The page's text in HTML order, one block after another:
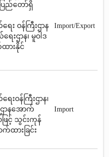
ြည်တော်ရှိ
ေး ဝန်ကြီးဌာန
ဌာန၊ မူဝါဒ
ားနိုင်
Import/Export
းဝန်ကြီးဌာန၊
ာနအောက်
စ်ဖြင့် သွင်းကုန်
ထားခြင်း
Import